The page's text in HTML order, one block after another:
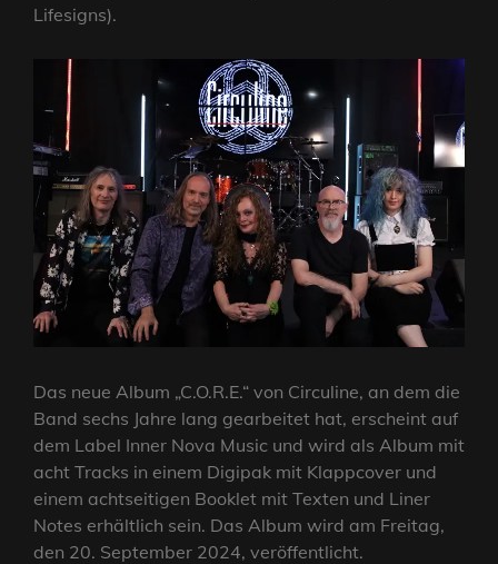
Lifesigns).
Das neue Album „C.O.R.E.“ von Circuline, an dem die
Band sechs Jahre lang gearbeitet hat, erscheint auf
dem Label Inner Nova Music und wird als Album mit
acht Tracks in einem Digipak mit Klappcover und
einem achtseitigen Booklet mit Texten und Liner
Notes erhältlich sein. Das Album wird am Freitag,
den 20. September 2024, veröffentlicht.